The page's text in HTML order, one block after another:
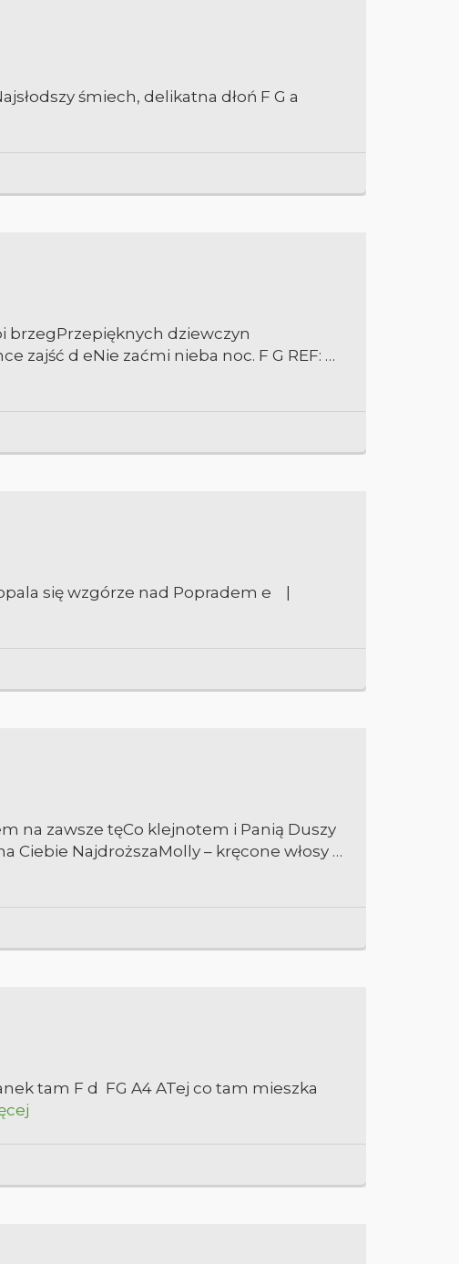
śmiech, delikatna dłoń F G a
brzegPrzepięknych dziewczyn
zajść d eNie zaćmi nieba noc. F G REF: …
się wzgórze nad Popradem e |
na zawsze tęCo klejnotem i Panią Duszy
Ciebie NajdroższaMolly – kręcone włosy …
tam F d FG A4 ATej co tam mieszka